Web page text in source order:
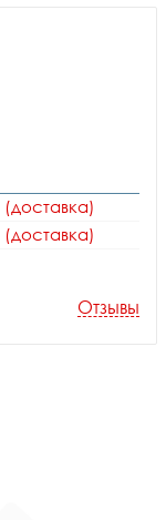
(доставка)
(доставка)
Отзывы